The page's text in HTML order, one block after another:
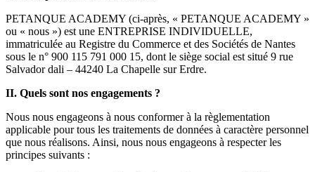
PETANQUE ACADEMY (ci-après, « PETANQUE ACADEMY »
ou « nous ») est une ENTREPRISE INDIVIDUELLE,
immatriculée au Registre du Commerce et des Sociétés de Nantes
sous le n° 900 115 791 000 15, dont le siège social est situé 9 rue
Salvador dali – 44240 La Chapelle sur Erdre.
II. Quels sont nos engagements ?
Nous nous engageons à nous conformer à la règlementation
applicable pour tous les traitements de données à caractère personnel
que nous réalisons. Ainsi, nous nous engageons à respecter les
principes suivants :